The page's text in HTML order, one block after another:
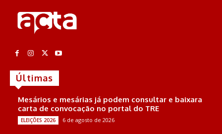
Últimas
Mesários e mesárias já podem consultar e baixara
carta de convocação no portal do TRE
ELEIÇÕES 2026 6 de agosto de 2026